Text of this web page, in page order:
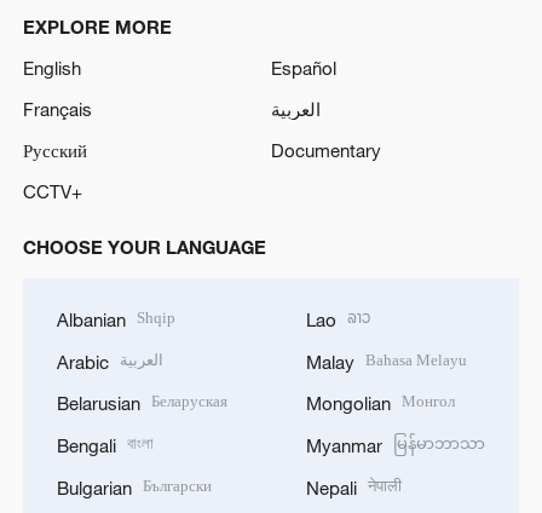
EXPLORE MORE
English
Español
Français
العربية
Русский
Documentary
CCTV+
CHOOSE YOUR LANGUAGE
Albanian Shqip
Arabic العربية
Belarusian Беларуская
Bengali বাংলা
Bulgarian Български
Lao ລາວ
Malay Bahasa Melayu
Mongolian Монгол
Myanmar မြန်မာဘာသာ
Nepali नेपाली